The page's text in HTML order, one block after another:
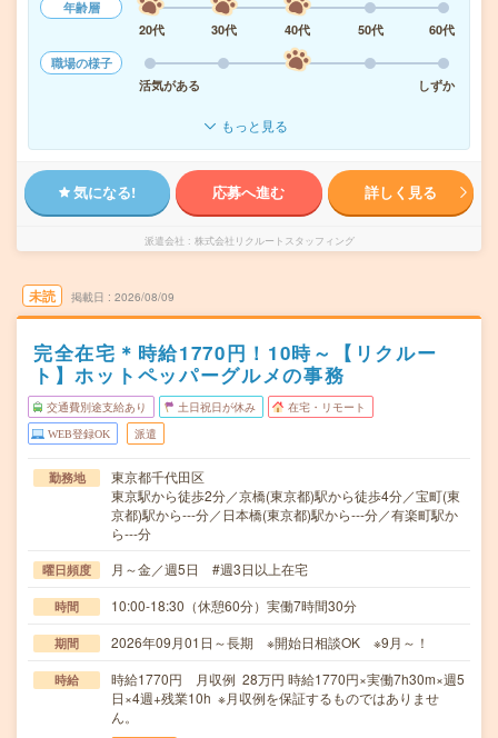
年齢層
20代
30代 40代 50代
60代
職場の様子
活気がある
しずか
もっと見る
気になる! 応募へ進む 詳しく見る
派遣会社 株式会社リクルートスタッフィング
未読 掲載日 2026/08/09
完全在宅＊時給1770円！10時～【リクルー
ト】ホットペッパーグルメの事務
交通費別途支給あり 土日祝日が休み 在宅・リモート
WEB登録OK 派遣
勤務地
東京都千代田区
東京駅から徒歩2分／京橋(東京都)駅から徒歩4分／宝町(東
京都)駅から---分／日本橋(東京都)駅から---分／有楽町駅か
ら---分
曜日頻度 月～金／週5日 #週3日以上在宅
時間 10:00-18:30（休憩60分）実働7時間30分
期間 2026年09月01日～長期 ※開始日相談OK ※9月～！
時給
時給1770円 月収例 28万円 時給1770円×実働7h30m×週5
日×4週+残業10h ※月収例を保証するものではありませ
ん。